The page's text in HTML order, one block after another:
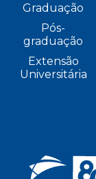
Graduação
Pós-
graduação
Extensão
Universitária